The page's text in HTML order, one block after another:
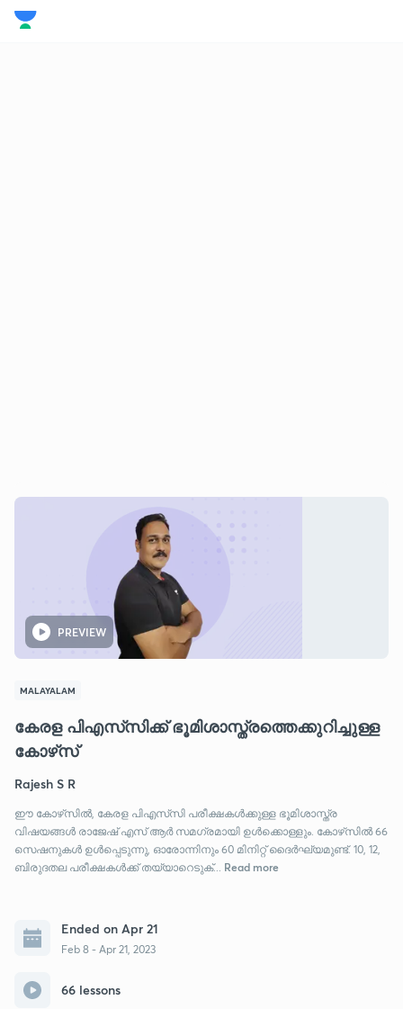
PREVIEW
MALAYALAM
കേരള പിഎസ്‌സിക്ക് ഭൂമിശാസ്ത്രത്തെക്കുറിച്ചുള്ള
കോഴ്‌സ്
Rajesh S R
ഈ കോഴ്‌സിൽ, കേരള പിഎസ്‌സി പരീക്ഷകൾക്കുള്ള ഭൂമിശാസ്ത്ര
വിഷയങ്ങൾ രാജേഷ് എസ് ആർ സമഗ്രമായി ഉൾക്കൊള്ളും. കോഴ്‌സിൽ 66
സെഷനുകൾ ഉൾപ്പെടുന്നു, ഓരോന്നിനും 60 മിനിറ്റ് ദൈർഘ്യമുണ്ട്. 10, 12,
ബിരുദതല പരീക്ഷകൾക്ക് തയ്യാറെടുക്...
Read more
Ended on Apr 21
Feb 8 - Apr 21, 2023
66 lessons